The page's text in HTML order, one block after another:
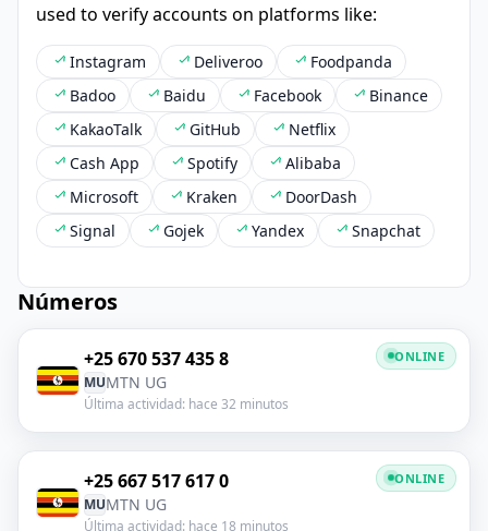
used to verify accounts on platforms like:
Instagram Deliveroo
Foodpanda
Badoo
Baidu Facebook
Binance
KakaoTalk
GitHub
Netflix
Cash App
Spotify
Alibaba
Microsoft
Kraken
DoorDash
Signal
Gojek Yandex Snapchat
Números
+25 670 537 435 8
MUMTN UG
Última actividad: hace 32 minutos
ONLINE
+25 667 517 617 0
MUMTN UG
Última actividad: hace 18 minutos
ONLINE